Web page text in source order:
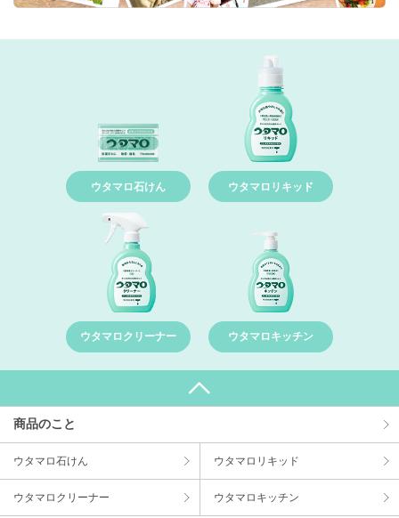
ウタマロ石けん ウタマロリキッド
ウタマロクリーナー ウタマロキッチン
商品のこと
ウタマロ⽯けん ウタマロリキッド
ウタマロクリーナー ウタマロキッチン